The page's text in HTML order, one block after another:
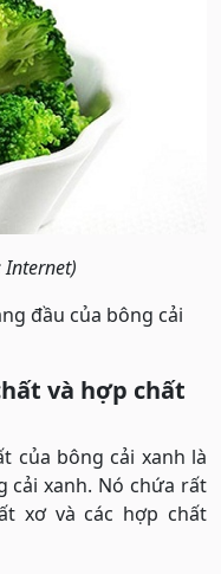
Internet)
đầu của bông cải
và hợp chất
của bông cải xanh là
cải xanh. Nó chứa rất
xơ và các hợp chất